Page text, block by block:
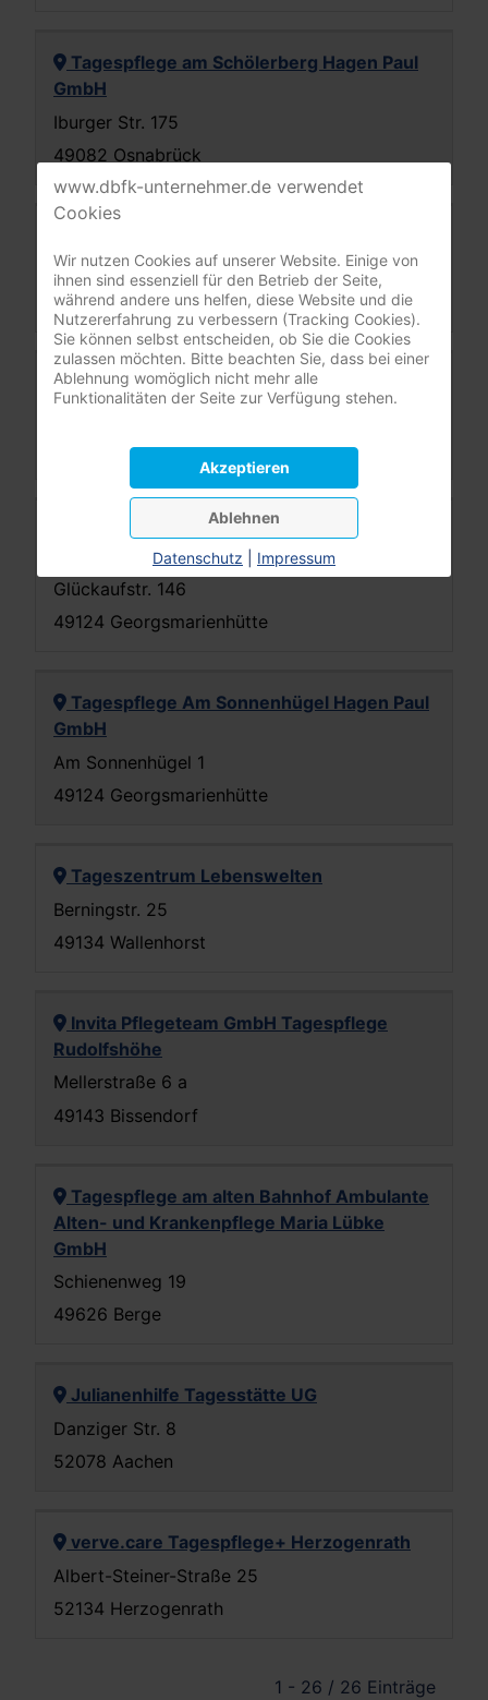
Tagespflege am Schölerberg Hagen Paul
GmbH
Iburger Str. 175
49082 Osnabrück
Am Bergerskamp 34
49082 Osnabrück
Tagespflege "Treffpunkt PflegeFachWerk"
49124 Georgsmarienhütte
VivoMea Agnes Schnitger GmbH -
Tagespflege 'Die gute Stube'
Glückaufstr. 146
49124 Georgsmarienhütte
Tagespflege Am Sonnenhügel Hagen Paul
GmbH
Am Sonnenhügel 1
49124 Georgsmarienhütte
Tageszentrum Lebenswelten
Berningstr. 25
49134 Wallenhorst
Invita Pflegeteam GmbH Tagespflege
Rudolfshöhe
Mellerstraße 6 a
49143 Bissendorf
Tagespflege am alten Bahnhof Ambulante
Alten- und Krankenpflege Maria Lübke
GmbH
Schienenweg 19
49626 Berge
Julianenhilfe Tagesstätte UG
Danziger Str. 8
52078 Aachen
verve.care Tagespflege+ Herzogenrath
Albert-Steiner-Straße 25
52134 Herzogenrath
1 - 26 / 26 Einträge
www.dbfk-unternehmer.de verwendet
Cookies
Wir nutzen Cookies auf unserer Website. Einige von
ihnen sind essenziell für den Betrieb der Seite,
während andere uns helfen, diese Website und die
Nutzererfahrung zu verbessern (Tracking Cookies).
Sie können selbst entscheiden, ob Sie die Cookies
zulassen möchten. Bitte beachten Sie, dass bei einer
Ablehnung womöglich nicht mehr alle
Funktionalitäten der Seite zur Verfügung stehen.
Akzeptieren
Ablehnen
Datenschutz Impressum